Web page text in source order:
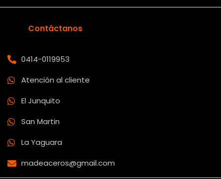
Contáctanos
0414-0119953
Atención al cliente
El Junquito
San Martin
La Yaguara
madeaceros@gmail.com